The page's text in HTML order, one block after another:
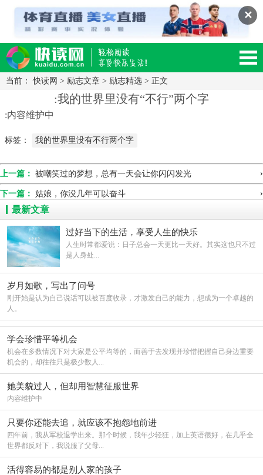
✕
读网-轻松阅读,快乐生活移动版
当前：快读网 > 励志文章 > 励志精选 > 正文
:我的世界里没有“不行”两个字
:内容维护中
标签： 我的世界里没有不行两个字
上一篇： 被嘲笑过的梦想，总有一天会让你闪闪发光 ›
下一篇： 姑娘，你没几年可以奋斗 ›
最新文章
过好当下的生活，享受人生的快乐
人生时常都爱说：日子总会一天更比一天好。其实这也只不过
是人身处...
岁月如歌，写出了问号
刚开始是认为自己说话可以被百度收录，才激发自己的能力，想成为一个卓越的
人。
学会珍惜平等机会
机会在多数情况下对大家是公平均等的，而善于去发现并珍惜把握自己身边重要
机会的，却往往只是极少数人...
她美貌过人，但却用智慧征服世界
内容维护中
只要你还能去追，就应该不抱怨地前进
四年前，我从军校退学出来。那个时候，我年少轻狂，加上英语很好，在几乎全
世界都反对下，我说服了父母...
活得容易的都是别人家的孩子